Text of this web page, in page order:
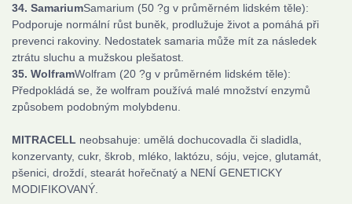
34. SamariumSamarium (50 ?g v průměrném lidském těle):
Podporuje normální růst buněk, prodlužuje život a pomáhá při
prevenci rakoviny. Nedostatek samaria může mít za následek
ztrátu sluchu a mužskou plešatost.
35. WolframWolfram (20 ?g v průměrném lidském těle):
Předpokládá se, že wolfram používá malé množství enzymů
způsobem podobným molybdenu.
MITRACELL neobsahuje: umělá dochucovadla či sladidla,
konzervanty, cukr, škrob, mléko, laktózu, sóju, vejce, glutamát,
pšenici, droždí, stearát hořečnatý a NENÍ GENETICKY
MODIFIKOVANÝ.